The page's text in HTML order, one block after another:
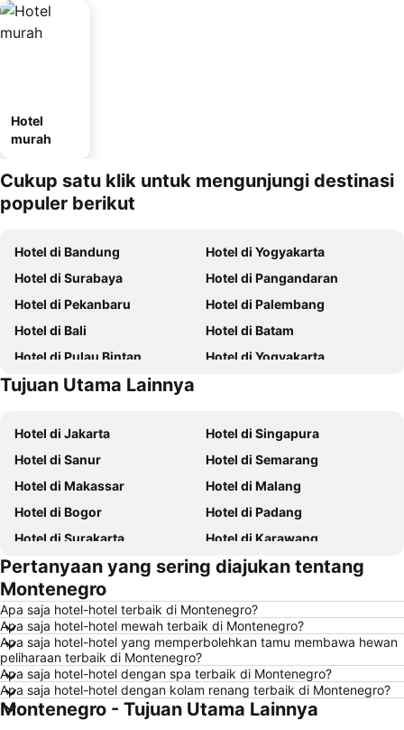
Hotel
murah
Cukup satu klik untuk mengunjungi destinasi
populer berikut
Hotel di Bandung
Hotel di Yogyakarta
Hotel di Surabaya
Hotel di Pangandaran
Hotel di Pekanbaru
Hotel di Palembang
Hotel di Bali
Hotel di Batam
Hotel di Pulau Bintan
Hotel di Yogyakarta
Hotel di Pulau Samosir
Tujuan Utama Lainnya
Hotel di Jakarta
Hotel di Singapura
Hotel di Sanur
Hotel di Semarang
Hotel di Makassar
Hotel di Malang
Hotel di Bogor
Hotel di Padang
Hotel di Surakarta
Hotel di Karawang
Hotel di Medan
Hotel di Ubud
Hotel di Tokyo
Hotel di Purwokerto
Hotel di Garut
Hotel di Balikpapan
Hotel di Georgetown
Hotel di Pontianak
Hotel di Pulau Penang
Hotel di Indonesia
Hotel di Lampung
Hotel di Al Madinah Region
Hotel di Pulau Lombok
Pertanyaan yang sering diajukan tentang
Montenegro
Apa saja hotel-hotel terbaik di Montenegro?
Apa saja hotel-hotel mewah terbaik di Montenegro?
Apa saja hotel-hotel yang memperbolehkan tamu membawa hewan
peliharaan terbaik di Montenegro?
Apa saja hotel-hotel dengan spa terbaik di Montenegro?
Apa saja hotel-hotel dengan kolam renang terbaik di Montenegro?
Montenegro - Tujuan Utama Lainnya